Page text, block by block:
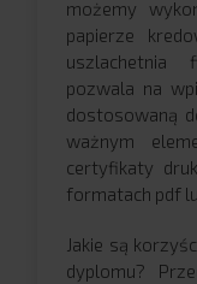
możemy
papierze
uszlachetnia
pozwala na
dostosowaną
ważnym
certyfikaty
formatach pdf
Jakie są
dyplomu?